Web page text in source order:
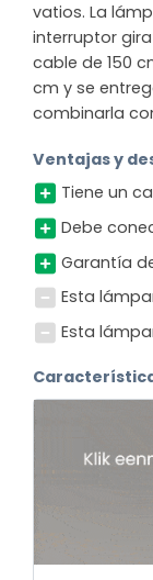
vatios. La
interruptor
cable de 150
cm y se
combinarla
Ventajas y
Tiene un
Debe
Garantía
Esta
Esta